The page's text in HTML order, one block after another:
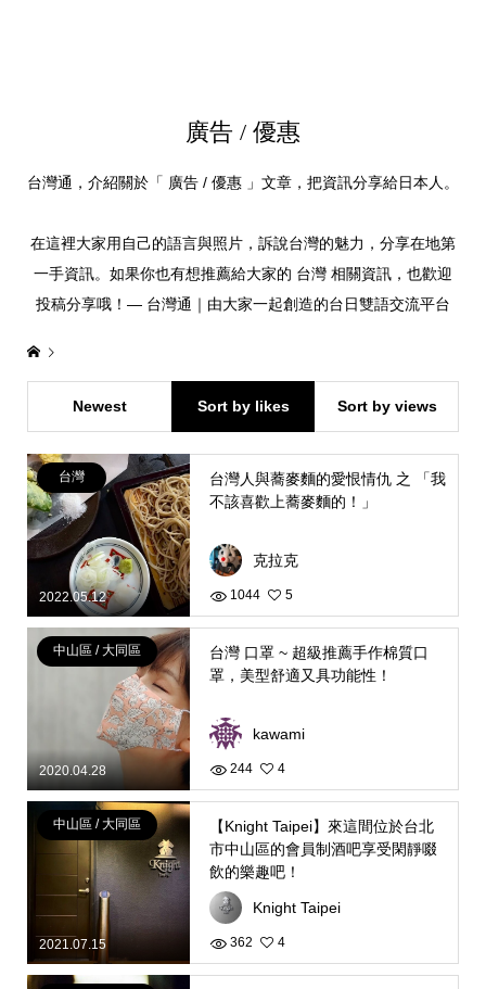
廣告 / 優惠
台灣通，介紹關於「 廣告 / 優惠 」文章，把資訊分享給日本人。
在這裡大家用自己的語言與照片，訴說台灣的魅力，分享在地第
一手資訊。如果你也有想推薦給大家的 台灣 相關資訊，也歡迎
投稿分享哦！— 台灣通｜由大家一起創造的台日雙語交流平台
Newest Sort by likes Sort by views
2022.05.12
台灣
台灣人與蕎麥麵的愛恨情仇 之 「我
不該喜歡上蕎麥麵的！」
克拉克
1044 5
2020.04.28
中山區 / 大同區
台灣 口罩 ~ 超級推薦手作棉質口
罩，美型舒適又具功能性！
kawami
244 4
2021.07.15
中山區 / 大同區
【Knight Taipei】來這間位於台北
市中山區的會員制酒吧享受閑靜啜
飲的樂趣吧！
Knight Taipei
362 4